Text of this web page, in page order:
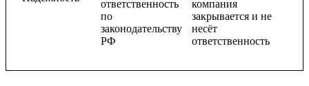
ответственность
по
законодательству
РФ
компания
закрывается и не
несёт
ответственность